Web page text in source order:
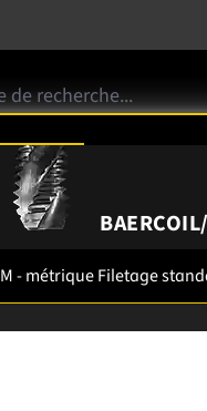
M - métrique Filetage